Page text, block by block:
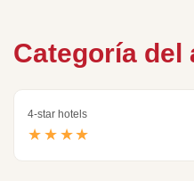
Categoría del
4-star hotels
★★★★